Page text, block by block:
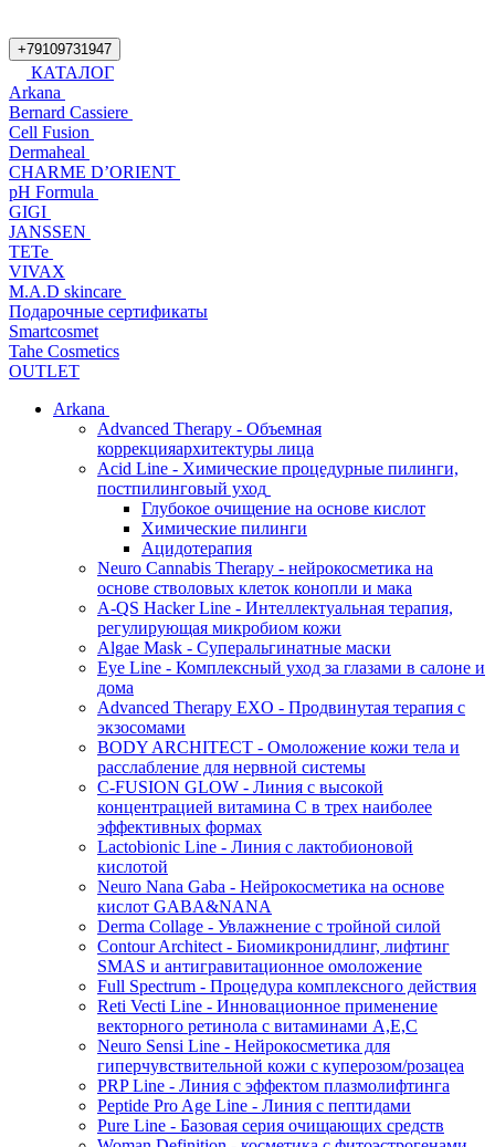
+79109731947
КАТАЛОГ
Arkana
Bernard Cassiere
Cell Fusion
Dermaheal
CHARME D’ORIENT
pH Formula
GIGI
JANSSEN
TETe
VIVAX
M.A.D skincare
Подарочные сертификаты
Smartcosmet
Tahe Cosmetics
OUTLET
Arkana
Advanced Therapy - Объемная
коррекцияархитектуры лица
Acid Line - Химические процедурные пилинги,
постпилинговый уход
Глубокое очищение на основе кислот
Химические пилинги
Ацидотерапия
Neuro Cannabis Therapy - нейрокосметика на
основе стволовых клеток конопли и мака
A-QS Hacker Line - Интеллектуальная терапия,
регулирующая микробиом кожи
Algae Mask - Суперальгинатные маски
Eye Line - Комплексный уход за глазами в салоне и
дома
Advanced Therapy EXO - Продвинутая терапия с
экзосомами
BODY ARCHITECT - Омоложение кожи тела и
расслабление для нервной системы
C-FUSION GLOW - Линия с высокой
концентрацией витамина C в трех наиболее
эффективных формах
Lactobionic Line - Линия с лактобионовой
кислотой
Neuro Nana Gaba - Нейрокосметика на основе
кислот GABA&NANA
Derma Collage - Увлажнение с тройной силой
Contour Architect - Биомикронидлинг, лифтинг
SMAS и антигравитационное омоложение
Full Spectrum - Процедура комплексного действия
Reti Vecti Line - Инновационное применение
векторного ретинола с витаминами A,Е,С
Neuro Sensi Line - Нейрокосметика для
гиперчувствительной кожи с куперозом/розацеа
PRP Line - Линия с эффектом плазмолифтинга
Peptide Pro Age Line - Линия с пептидами
Pure Line - Базовая серия очищающих средств